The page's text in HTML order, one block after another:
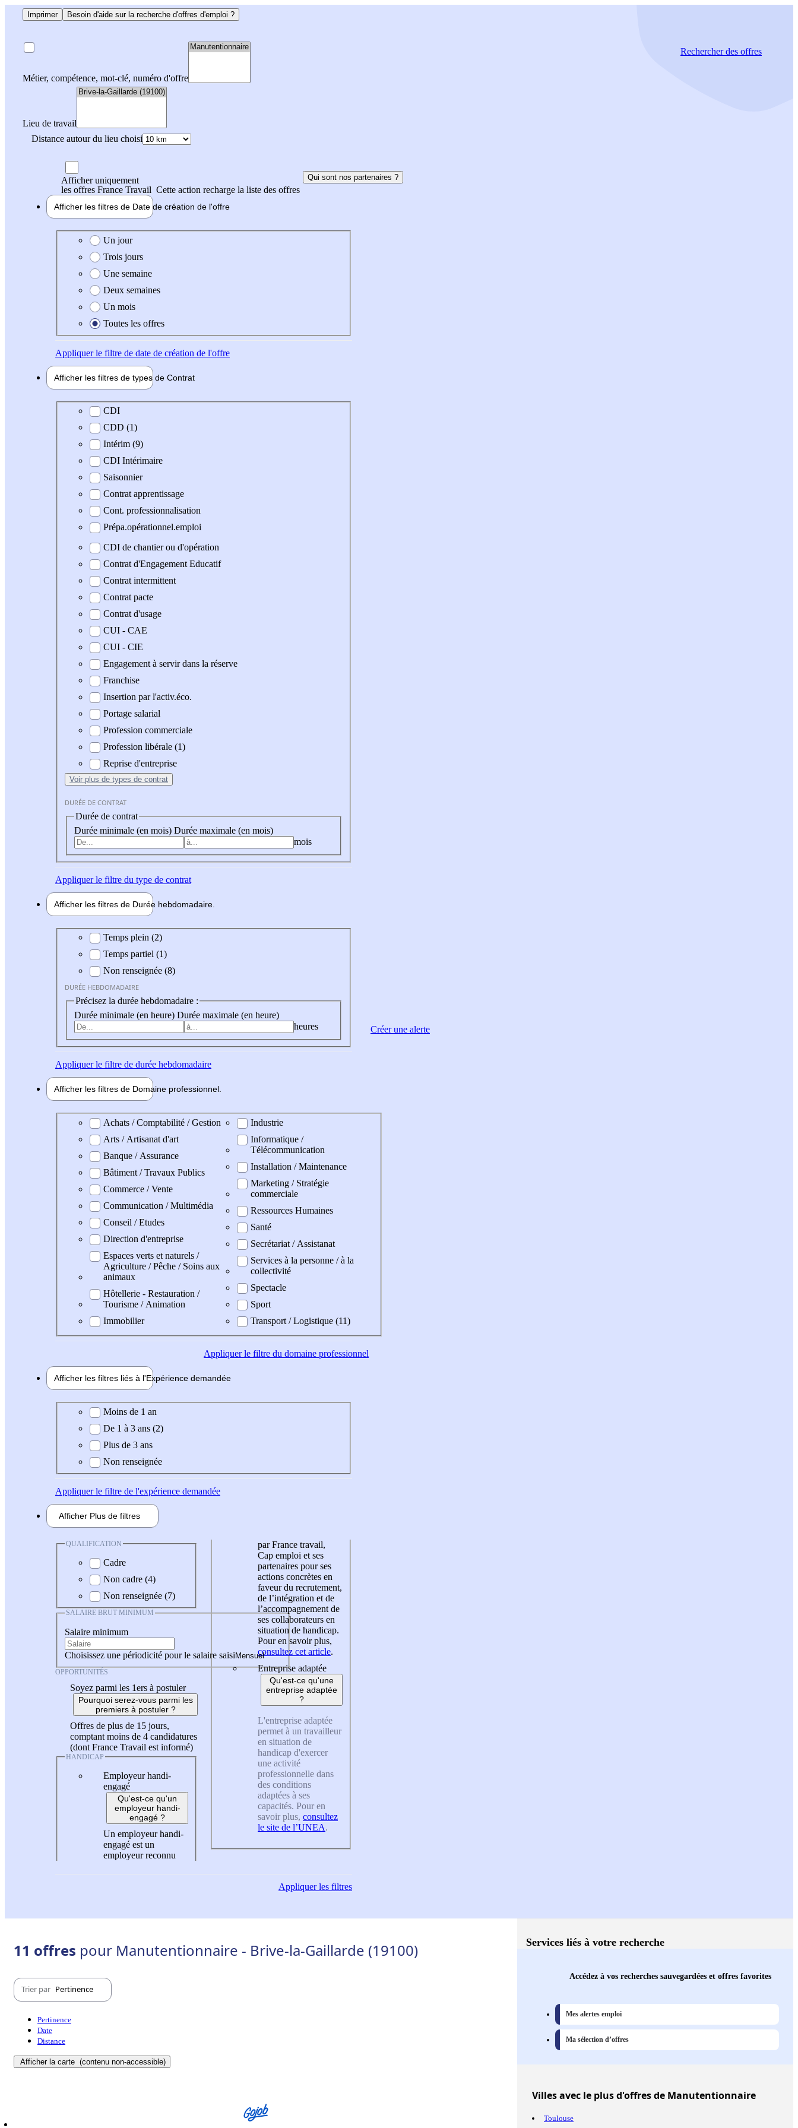
Imprimer Besoin d'aide sur la recherche d'offres d'emploi ?
Métier, compétence, mot-clé, numéro d'offre
Lieu de travail
Distance autour du lieu choisi
Rechercherdes offres
Afficher uniquement
les offres France Travail Cette action recharge la liste des offres
Qui sont nos partenaires ?
Afficher les filtres de Date de création de l'offre
Date de création de l'offre
Un jour
Trois jours
Une semaine
Deux semaines
Un mois
Toutes les offres
Appliquerle filtre de date de création de l'offre
Afficher les filtres de types de Contrat
Type de contrat
CDI
CDD (1)
Intérim (9)
CDI Intérimaire
Saisonnier
Contrat apprentissage
Cont. professionnalisation
Prépa.opérationnel.emploi
CDI de chantier ou d'opération
Contrat d'Engagement Educatif
Contrat intermittent
Contrat pacte
Contrat d'usage
CUI - CAE
CUI - CIE
Engagement à servir dans la réserve
Franchise
Insertion par l'activ.éco.
Portage salarial
Profession commerciale
Profession libérale (1)
Reprise d'entreprise
Voir plus de types de contrat
DURÉE DE CONTRAT
Durée de contrat
Durée minimale (en mois) Durée maximale (en mois)
mois
Appliquerle filtre du type de contrat
Afficher les filtres de Durée hebdomadaire
Durée hebdomadaire
Temps plein (2)
Temps partiel (1)
Non renseignée (8)
DURÉE HEBDOMADAIRE
Précisez la durée hebdomadaire :
Durée minimale (en heure) Durée maximale (en heure)
heures
Appliquerle filtre de durée hebdomadaire
Afficher les filtres de Domaine professionnel
Domaine professionel
Achats / Comptabilité / Gestion
Arts / Artisanat d'art
Banque / Assurance
Bâtiment / Travaux Publics
Commerce / Vente
Communication / Multimédia
Conseil / Etudes
Direction d'entreprise
Espaces verts et naturels /
Agriculture / Pêche / Soins aux
animaux
Hôtellerie - Restauration /
Tourisme / Animation
Immobilier
Industrie
Informatique /
Télécommunication
Installation / Maintenance
Marketing / Stratégie
commerciale
Ressources Humaines
Santé
Secrétariat / Assistanat
Services à la personne / à la
collectivité
Spectacle
Sport
Transport / Logistique (11)
Appliquerle filtre du domaine professionnel
Afficher les filtres liés à l'Expérience demandée
Expérience demandée
Moins de 1 an
De 1 à 3 ans (2)
Plus de 3 ans
Non renseignée
Appliquerle filtre de l'expérience demandée
Afficher Plus de filtres
QUALIFICATION
Cadre
Non cadre (4)
Non renseignée (7)
SALAIRE BRUT MINIMUM
Salaire minimum
Choisissez une périodicité pour le salaire saisi
OPPORTUNITÉS
Soyez parmi les 1ers à postuler
Pourquoi serez-vous parmi les
premiers à postuler ?
Offres de plus de 15 jours,
comptant moins de 4 candidatures
(dont France Travail est informé)
HANDICAP
Employeur handi-
engagé
Qu'est-ce qu'un
employeur handi-
engagé ?
Un employeur handi-
engagé est un
employeur reconnu
par France travail,
Cap emploi et ses
partenaires pour ses
actions concrètes en
faveur du recrutement,
de l’intégration et de
l’accompagnement de
ses collaborateurs en
situation de handicap.
Pour en savoir plus,
consultez cet article.
Entreprise adaptée
Qu'est-ce qu'une
entreprise adaptée
?
L'entreprise adaptée
permet à un travailleur
en situation de
handicap d'exercer
une activité
professionnelle dans
des conditions
adaptées à ses
capacités. Pour en
savoir plus, consultez
le site de l’UNEA.
Appliquerles filtres
Créer une alerte
11 offres pour Manutentionnaire - Brive-la-Gaillarde (19100)
Trier par Pertinence
Pertinence
Date
Distance
Afficher la carte (contenu non-accessible)
Services liés à votre recherche
Accédez à vos recherches sauvegardées et offres favorites
Mes alertes emploi
Ma sélection d’offres
Villesavec le plus d'offres de Manutentionnaire
Toulouse